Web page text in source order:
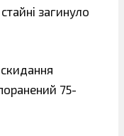
загинуло
скидання
75-